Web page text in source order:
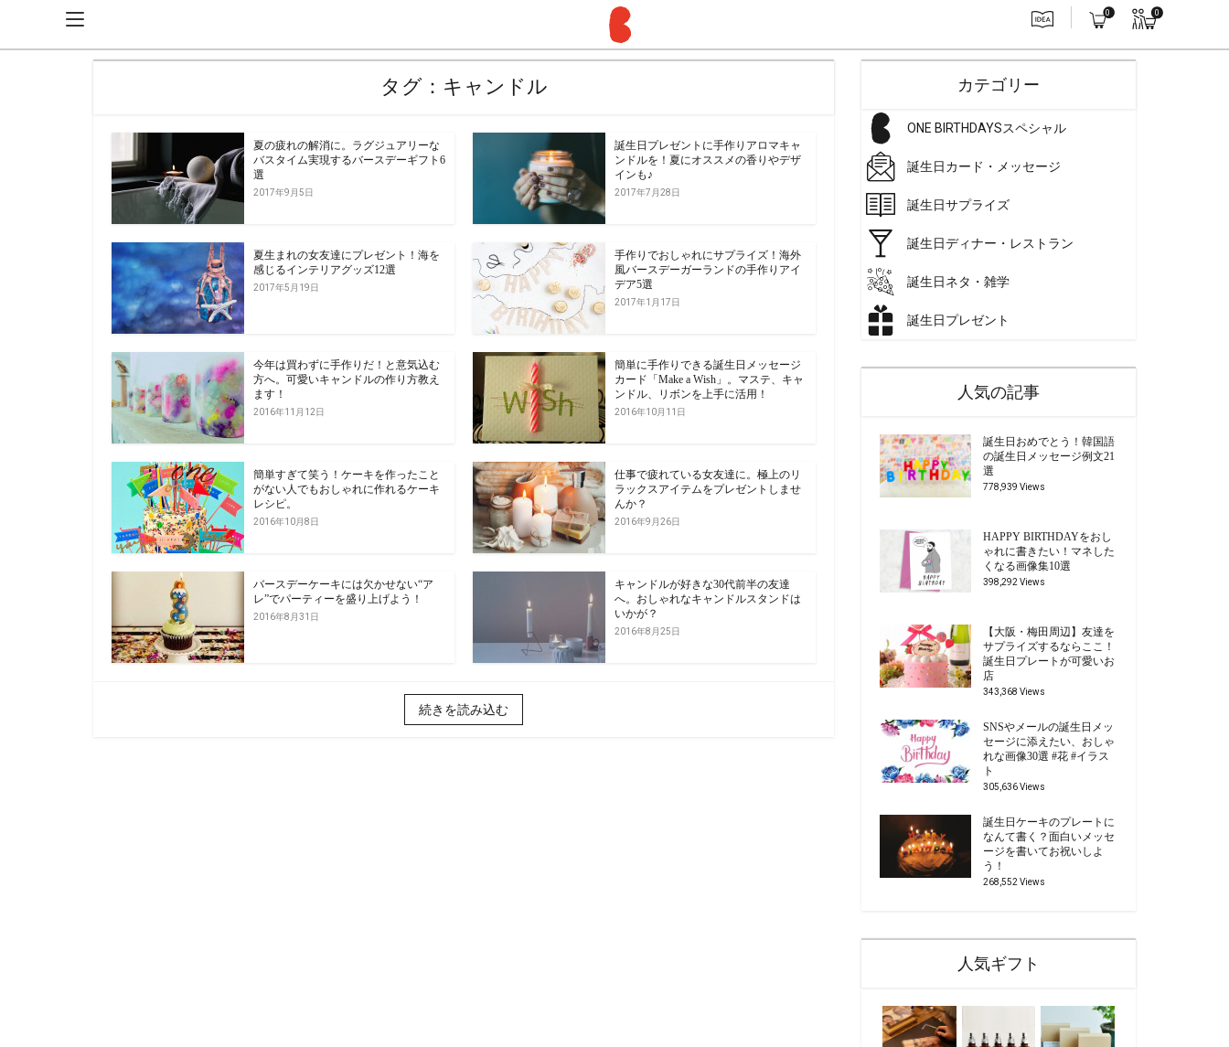
0 0
タグ：キャンドル
夏の疲れの解消に。ラグジュアリーな
バスタイム実現するバースデーギフト6
選
2017年9月5日
誕生日プレゼントに手作りアロマキャ
ンドルを！夏にオススメの香りやデザ
インも♪
2017年7月28日
夏生まれの女友達にプレゼント！海を
感じるインテリアグッズ12選
2017年5月19日
手作りでおしゃれにサプライズ！海外
風バースデーガーランドの手作りアイ
デア5選
2017年1月17日
今年は買わずに手作りだ！と意気込む
方へ。可愛いキャンドルの作り方教え
ます！
2016年11月12日
簡単に手作りできる誕生日メッセージ
カード「Make a Wish」。マステ、キャ
ンドル、リボンを上手に活用！
2016年10月11日
簡単すぎて笑う！ケーキを作ったこと
がない人でもおしゃれに作れるケーキ
レシピ。
2016年10月8日
仕事で疲れている女友達に。極上のリ
ラックスアイテムをプレゼントしませ
んか？
2016年9月26日
バースデーケーキには欠かせない“ア
レ”でパーティーを盛り上げよう！
2016年8月31日
キャンドルが好きな30代前半の友達
へ。おしゃれなキャンドルスタンドは
いかが？
2016年8月25日
続きを読み込む
カテゴリー
ONE BIRTHDAYSスペシャル
誕生日カード・メッセージ
誕生日サプライズ
誕生日ディナー・レストラン
誕生日ネタ・雑学
誕生日プレゼント
人気の記事
誕生日おめでとう！韓国語
の誕生日メッセージ例文21
選
778,939 Views
HAPPY BIRTHDAYをおし
ゃれに書きたい！マネした
くなる画像集10選
398,292 Views
【大阪・梅田周辺】友達を
サプライズするならここ！
誕生日プレートが可愛いお
店
343,368 Views
SNSやメールの誕生日メッ
セージに添えたい、おしゃ
れな画像30選 #花 #イラス
ト
305,636 Views
誕生日ケーキのプレートに
なんて書く？面白いメッセ
ージを書いてお祝いしよ
う！
268,552 Views
人気ギフト